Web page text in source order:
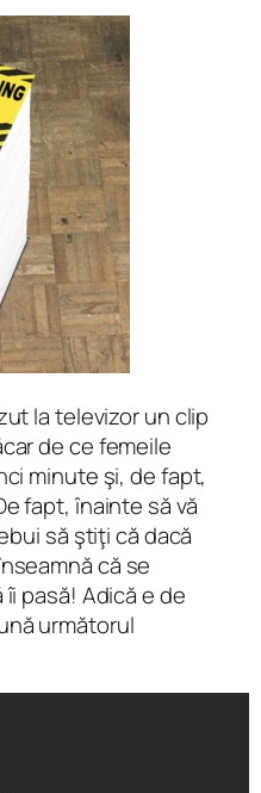
la televizor un clip
de ce femeile
minute şi, de fapt,
fapt, înainte să vă
să ştiţi că dacă
că se
pasă! Adică e de
următorul